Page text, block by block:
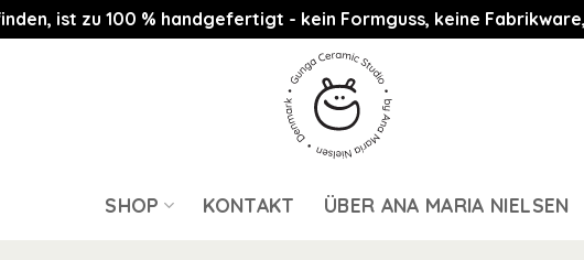
ist zu 100 % handgefertigt - kein Formguss, keine
SHOP KONTAKT ÜBER ANA MARIA NIELSEN